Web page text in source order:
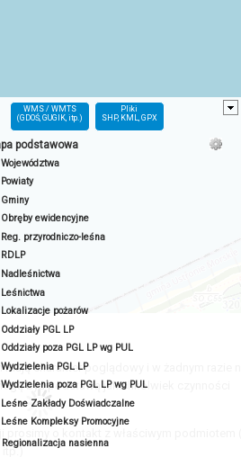
WMS / WMTS
(GDOŚ, GUGIK, itp.)
Pliki
SHP, KML, GPX
podstawowa
Województwa
Powiaty
Gminy
Obręby ewidencyjne
Reg. przyrodniczo-leśna
RDLP
Nadleśnictwa
Leśnictwa
Lokalizacje pożarów
Oddziały PGL LP
Oddziały poza PGL LP wg PUL
Wydzielenia PGL LP
Wydzielenia poza PGL LP wg PUL
Leśne Zakłady Doświadczalne
Leśne Kompleksy Promocyjne
Regionalizacja nasienna
charakter poglądowy i w żadnym razie
być podstawą jakichkolwiek czynności
prosimy o kontakt z właściwym podmiotem